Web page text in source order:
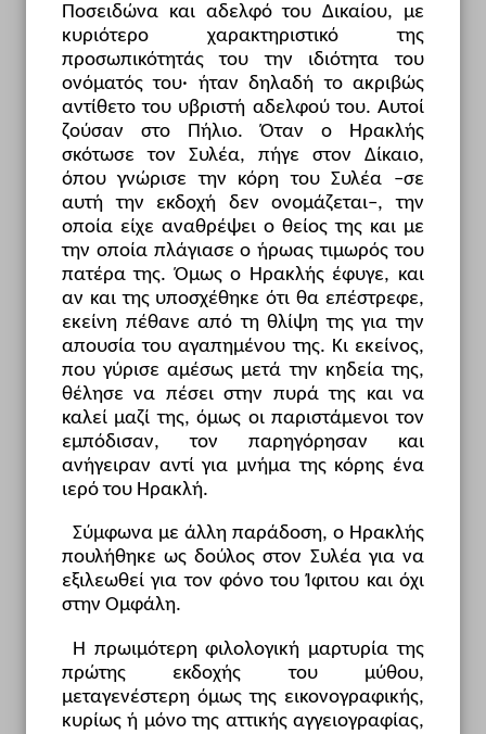
Ποσειδώνα και αδελφό του Δικαίου, με
κυριότερο χαρακτηριστικό της
προσωπικότητάς του την ιδιότητα του
ονόματός του· ήταν δηλαδή το ακριβώς
αντίθετο του υβριστή αδελφού του. Αυτοί
ζούσαν στο Πήλιο. Όταν ο Ηρακλής
σκότωσε τον Συλέα, πήγε στον Δίκαιο,
όπου γνώρισε την κόρη του Συλέα –σε
αυτή την εκδοχή δεν ονομάζεται–, την
οποία είχε αναθρέψει ο θείος της και με
την οποία πλάγιασε ο ήρωας τιμωρός του
πατέρα της. Όμως ο Ηρακλής έφυγε, και
αν και της υποσχέθηκε ότι θα επέστρεφε,
εκείνη πέθανε από τη θλίψη της για την
απουσία του αγαπημένου της. Κι εκείνος,
που γύρισε αμέσως μετά την κηδεία της,
θέλησε να πέσει στην πυρά της και να
καλεί μαζί της, όμως οι παριστάμενοι τον
εμπόδισαν, τον παρηγόρησαν και
ανήγειραν αντί για μνήμα της κόρης ένα
ιερό του Ηρακλή.
Σύμφωνα με άλλη παράδοση, ο Ηρακλής
πουλήθηκε ως δούλος στον Συλέα για να
εξιλεωθεί για τον φόνο του Ίφιτου και όχι
στην Ομφάλη.
Η πρωιμότερη φιλολογική μαρτυρία της
πρώτης εκδοχής του μύθου,
μεταγενέστερη όμως της εικονογραφικής,
κυρίως ή μόνο της αττικής αγγειογραφίας,